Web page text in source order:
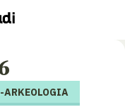
ARKEOLOGIA